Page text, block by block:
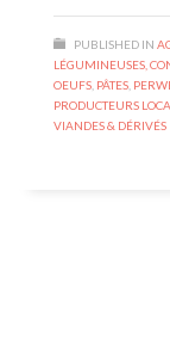
PUBLISHED IN
LÉGUMINEUSES,
OEUFS, PÂTES,
PRODUCTEURS
VIANDES & DÉRIVÉS